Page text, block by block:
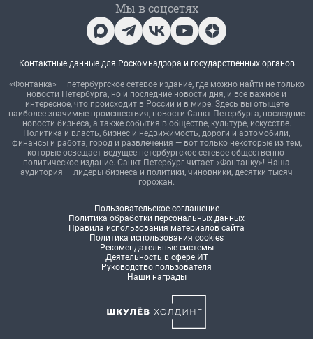
Мы в соцсетях
Контактные данные для Роскомнадзора и государственных органов
«Фонтанка» — петербургское сетевое издание, где можно найти не только
новости Петербурга, но и последние новости дня, и все важное и
интересное, что происходит в России и в мире. Здесь вы отыщете
наиболее значимые происшествия, новости Санкт-Петербурга, последние
новости бизнеса, а также события в обществе, культуре, искусстве.
Политика и власть, бизнес и недвижимость, дороги и автомобили,
финансы и работа, город и развлечения — вот только некоторые из тем,
которые освещает ведущее петербургское сетевое общественно-
политическое издание. Санкт-Петербург читает «Фонтанку»! Наша
аудитория — лидеры бизнеса и политики, чиновники, десятки тысяч
горожан.
Пользовательское соглашение
Политика обработки персональных данных
Правила использования материалов сайта
Политика использования cookies
Рекомендательные системы
Деятельность в сфере ИТ
Руководство пользователя
Наши награды